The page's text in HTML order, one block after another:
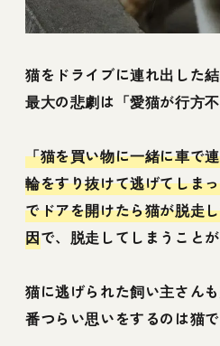
猫をドライブに連れ出した
最大の悲劇は「愛猫が行方
「猫を買い物に一緒に車で
輪をすり抜けて逃げてしま
でドアを開けたら猫が脱走
因で、脱走してしまうことが
猫に逃げられた飼い主さん
番つらい思いをするのは猫で